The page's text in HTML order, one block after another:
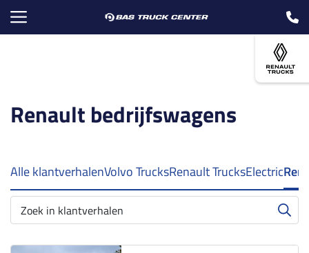
Renault bedrijfswagens
Alle klantverhalenVolvo TrucksRenault TrucksElectric